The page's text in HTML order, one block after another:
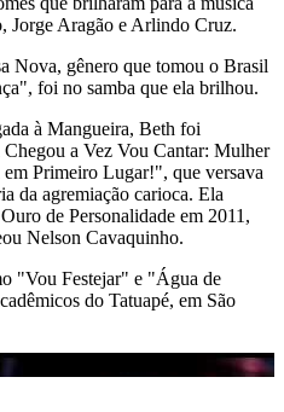
Jorge Aragão e Arlindo Cruz.
Nova, gênero que tomou o Brasil
foi no samba que ela brilhou.
à Mangueira, Beth foi
a Vez Vou Cantar: Mulher
Primeiro Lugar!", que versava
da agremiação carioca. Ela
de Personalidade em 2011,
Nelson Cavaquinho.
"Vou Festejar" e "Água de
do Tatuapé, em São